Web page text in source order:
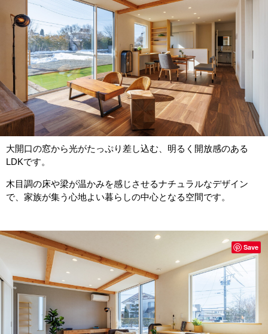
大開口の窓から光がたっぷり差し込む、明るく開放感のある
LDKです。
木目調の床や梁が温かみを感じさせるナチュラルなデザイン
で、家族が集う心地よい暮らしの中心となる空間です。
Save